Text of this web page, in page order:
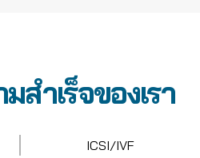
สำเร็จของเรา
ICSI/IVF